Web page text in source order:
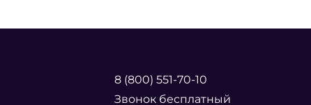
8 (800) 551-70-10
Звонок бесплатный